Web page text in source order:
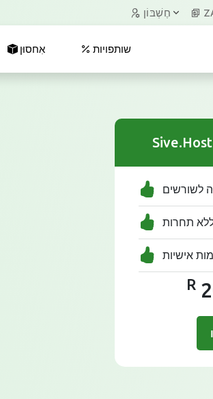
חֶשְׁבּוֹן
אִחסוּן שותפויות
לשורשים
ללא תחרות
אישיות
R